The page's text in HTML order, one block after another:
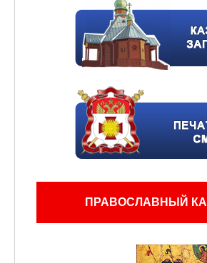
ПРАВОСЛАВНЫЙ